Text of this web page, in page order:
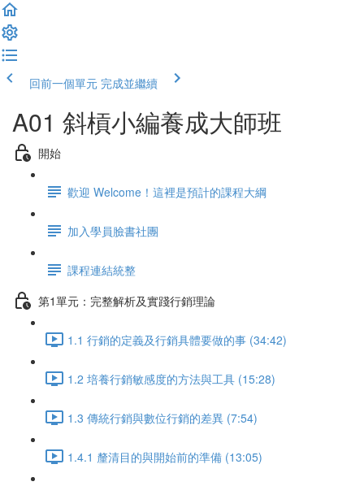
回前一個單元 完成並繼續
A01 斜槓小編養成大師班
開始
歡迎 Welcome！這裡是預計的課程大綱
加入學員臉書社團
課程連結統整
第1單元：完整解析及實踐行銷理論
1.1 行銷的定義及行銷具體要做的事 (34:42)
1.2 培養行銷敏感度的方法與工具 (15:28)
1.3 傳統行銷與數位行銷的差異 (7:54)
1.4.1 釐清目的與開始前的準備 (13:05)